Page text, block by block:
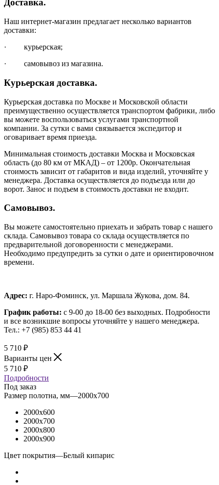
Доставка.
Наш интернет-магазин предлагает несколько вариантов
доставки:
· курьерская;
· самовывоз из магазина.
Курьерская доставка.
Курьерская доставка по Москве и Московской области
преимущественно осуществляется транспортом фабрики, либо
вы можете воспользоваться услугами транспортной
компании. За сутки с вами связывается экспедитор и
оговаривает время приезда.
Минимальная стоимость доставки Москва и Московская
область (до 80 км от МКАД) – от 1200р. Окончательная
стоимость зависит от габаритов и вида изделий, уточняйте у
менеджера. Доставка осуществляется до подъезда или до
ворот. Занос и подъем в стоимость доставки не входит.
Самовывоз.
Вы можете самостоятельно приехать и забрать товар с нашего
склада. Самовывоз товара со склада осуществляется по
предварительной договоренности с менеджерами.
Необходимо предупредить за сутки о дате и ориентировочном
времени.
Адрес: г. Наро-Фоминск, ул. Маршала Жукова, дом. 84.
График работы: с 9-00 до 18-00 без выходных. Подробности
и все возникшие вопросы уточняйте у нашего менеджера.
Тел.: +7 (985) 853 44 41
5 710 ₽
Варианты цен
5 710 ₽
Подробности
Под заказ
Размер полотна, мм—2000x700
2000x600
2000x700
2000x800
2000x900
Цвет покрытия—Белый кипарис